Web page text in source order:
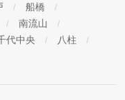
船橋
南流山
代中央
八柱